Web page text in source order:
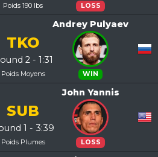
LOSS
Poids 190 lbs
Andrey Pulyaev
WIN
TKO
2 - 1:31
Poids Moyens
John Yannis
LOSS
SUB
1 - 3:39
Poids Plumes